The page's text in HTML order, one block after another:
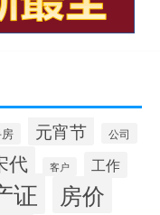
元宵节 公司
代 客户 工作
证 房价